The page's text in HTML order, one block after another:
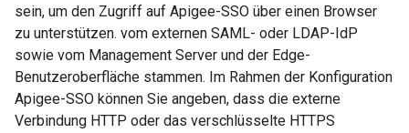
sein, um den Zugriff auf Apigee-SSO über einen Browser
zu unterstützen. vom externen SAML- oder LDAP-IdP
sowie vom Management Server und der Edge-
Benutzeroberfläche stammen. Im Rahmen der Konfiguration
Apigee-SSO können Sie angeben, dass die externe
Verbindung HTTP oder das verschlüsselte HTTPS